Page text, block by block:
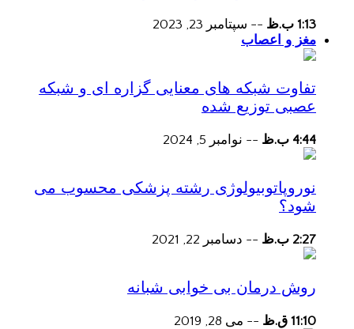
1:13 ب.ظ -- سپتامبر 23, 2023
مغز و اعصاب
تفاوت شبکه های معنایی گزاره ای و شبکه
عصبی توزیع شده
4:44 ب.ظ -- نوامبر 5, 2024
نوروپاتوبیولوژی رشته پزشکی محسوب می
شود؟
2:27 ب.ظ -- دسامبر 22, 2021
روش درمان بی خوابی شبانه
11:10 ق.ظ -- می 28, 2019